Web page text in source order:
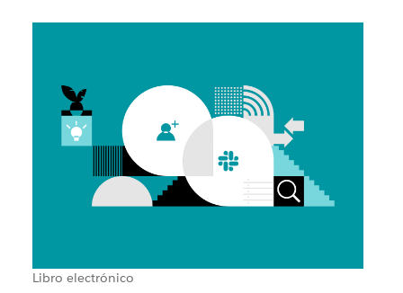
Libro electrónico